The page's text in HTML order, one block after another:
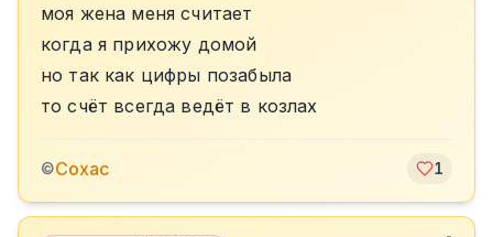
моя жена меня считает
когда я прихожу домой
но так как цифры позабыла
то счёт всегда ведёт в козлах
©Сохас 1